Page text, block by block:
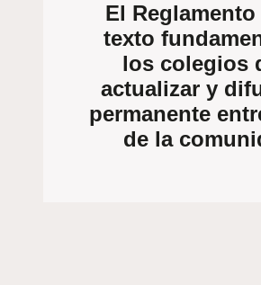
El
texto
los colegios
actualizar y
permanente
de la